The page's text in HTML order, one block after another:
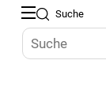
Suche